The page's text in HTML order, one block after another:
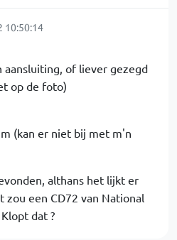
10:50:14
aansluiting, of liever gezegd
op de foto)
(kan er niet bij met m'n
althans het lijkt er
zou een CD72 van National
dat ?